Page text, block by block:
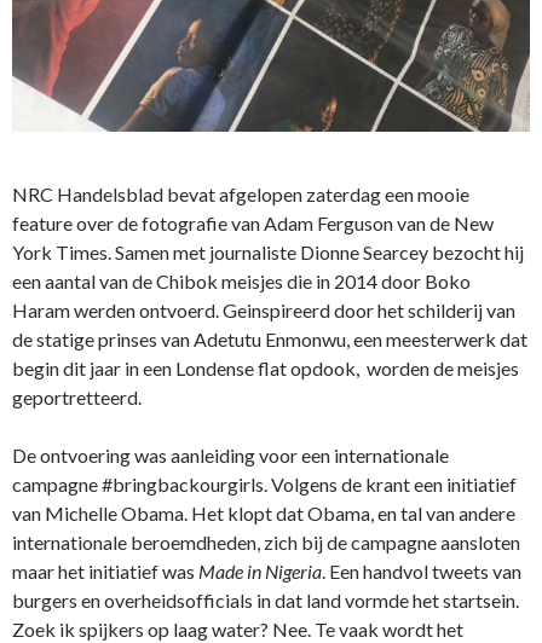
NRC Handelsblad bevat afgelopen zaterdag een mooie
feature over de fotografie van Adam Ferguson van de New
York Times. Samen met journaliste Dionne Searcey bezocht hij
een aantal van de Chibok meisjes die in 2014 door Boko
Haram werden ontvoerd. Geinspireerd door het schilderij van
de statige prinses van Adetutu Enmonwu, een meesterwerk dat
begin dit jaar in een Londense flat opdook, worden de meisjes
geportretteerd.
De ontvoering was aanleiding voor een internationale
campagne #bringbackourgirls. Volgens de krant een initiatief
van Michelle Obama. Het klopt dat Obama, en tal van andere
internationale beroemdheden, zich bij de campagne aansloten
maar het initiatief was Made in Nigeria. Een handvol tweets van
burgers en overheidsofficials in dat land vormde het startsein.
Zoek ik spijkers op laag water? Nee. Te vaak wordt het